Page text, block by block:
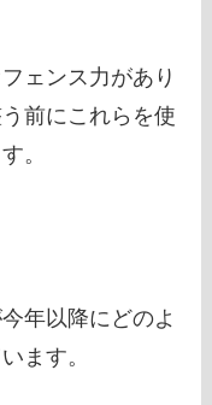
ェンス力があり
前にこれらを使
。
年以降にどのよ
ます。